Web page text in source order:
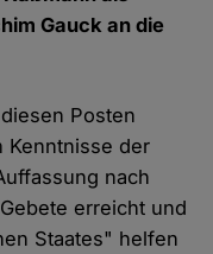
Gauck an die
Posten
Kenntnisse der
nach
erreicht und
Staates" helfen